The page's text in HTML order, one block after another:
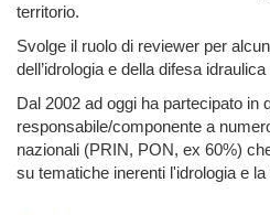
territorio.
Svolge il ruolo di reviewer per
dell’idrologia e della difesa
Dal 2002 ad oggi ha partecipato in
responsabile/componente a
nazionali (PRIN, PON, ex 60%)
su tematiche inerenti l'idrologia e